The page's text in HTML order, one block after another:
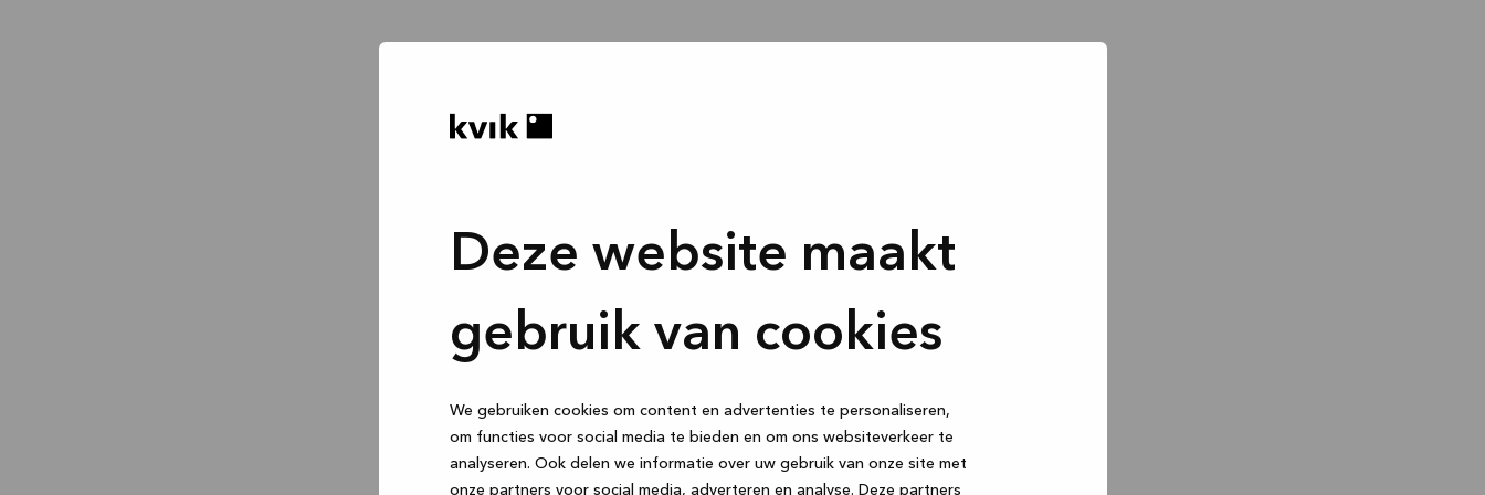
Deze website maakt
gebruik van cookies
We gebruiken cookies om content en advertenties te personaliseren,
om functies voor social media te bieden en om ons websiteverkeer te
analyseren. Ook delen we informatie over uw gebruik van onze site met
onze partners voor social media, adverteren en analyse. Deze partners